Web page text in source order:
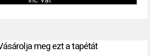
meg ezt a tapétát